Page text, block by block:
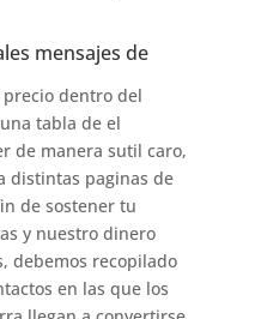
mensajes de
dentro del
tabla de el
de manera sutil caro,
distintas paginas de
de sostener tu
y nuestro dinero
debemos recopilado
en las que los